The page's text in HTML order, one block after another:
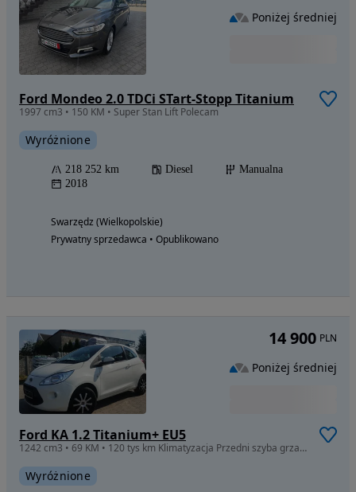
Ford Mondeo 2.0 TDCi STart-Stopp Titanium
1997 cm3 • 150 KM • Super Stan Lift Polecam
Wyróżnione
218 252 km Diesel
Manualna
2018
Swarzędz (Wielkopolskie)
Prywatny sprzedawca • Opublikowano
Poniżej średniej
Ford KA 1.2 Titanium+ EU5
1242 cm3 • 69 KM • 120 tys km Klimatyzacja Przedni szyba grzana
Wyróżnione
14 900 PLN
Poniżej średniej